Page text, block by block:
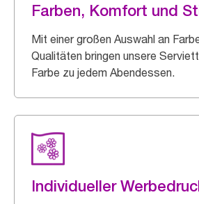
Farben, Komfort und
Mit einer großen Auswahl an
Qualitäten bringen unsere
Farbe zu jedem Abendessen.
Individueller